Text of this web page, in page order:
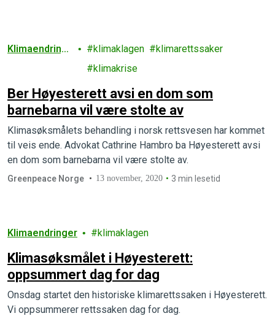
Klimaendring
klimaklagen
klimarettssaker
klimakrise
Ber Høyesterett avsi en dom som
barnebarna vil være stolte av
Klimasøksmålets behandling i norsk rettsvesen har kommet
til veis ende. Advokat Cathrine Hambro ba Høyesterett avsi
en dom som barnebarna vil være stolte av.
Greenpeace Norge 13 november, 2020 3 min lesetid
Klimaendringer klimaklagen
Klimasøksmålet i Høyesterett:
oppsummert dag for dag
Onsdag startet den historiske klimarettssaken i Høyesterett.
Vi oppsummerer rettssaken dag for dag.